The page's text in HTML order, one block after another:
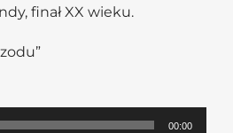
finał XX wieku.
00:00